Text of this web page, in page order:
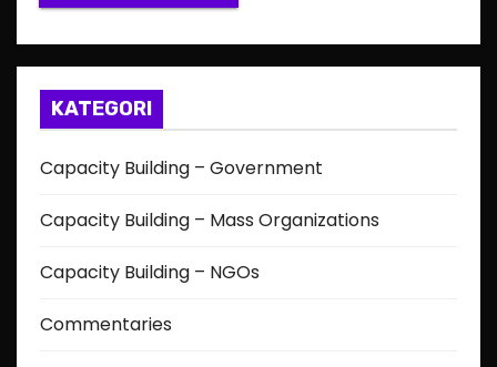
KATEGORI
Capacity Building – Government
Capacity Building – Mass Organizations
Capacity Building – NGOs
Commentaries